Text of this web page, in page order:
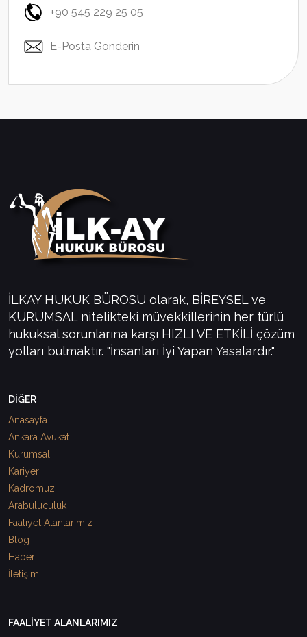
+90 545 229 25 05
E-Posta Gönderin
İLKAY HUKUK BÜROSU olarak, BİREYSEL ve
KURUMSAL nitelikteki müvekkillerinin her türlü
hukuksal sorunlarına karşı HIZLI VE ETKİLİ çözüm
yolları bulmaktır. "İnsanları İyi Yapan Yasalardır."
DİĞER
Anasayfa
Ankara Avukat
Kurumsal
Kariyer
Kadromuz
Arabuluculuk
Faaliyet Alanlarımız
Blog
Haber
İletişim
FAALİYET ALANLARIMIZ